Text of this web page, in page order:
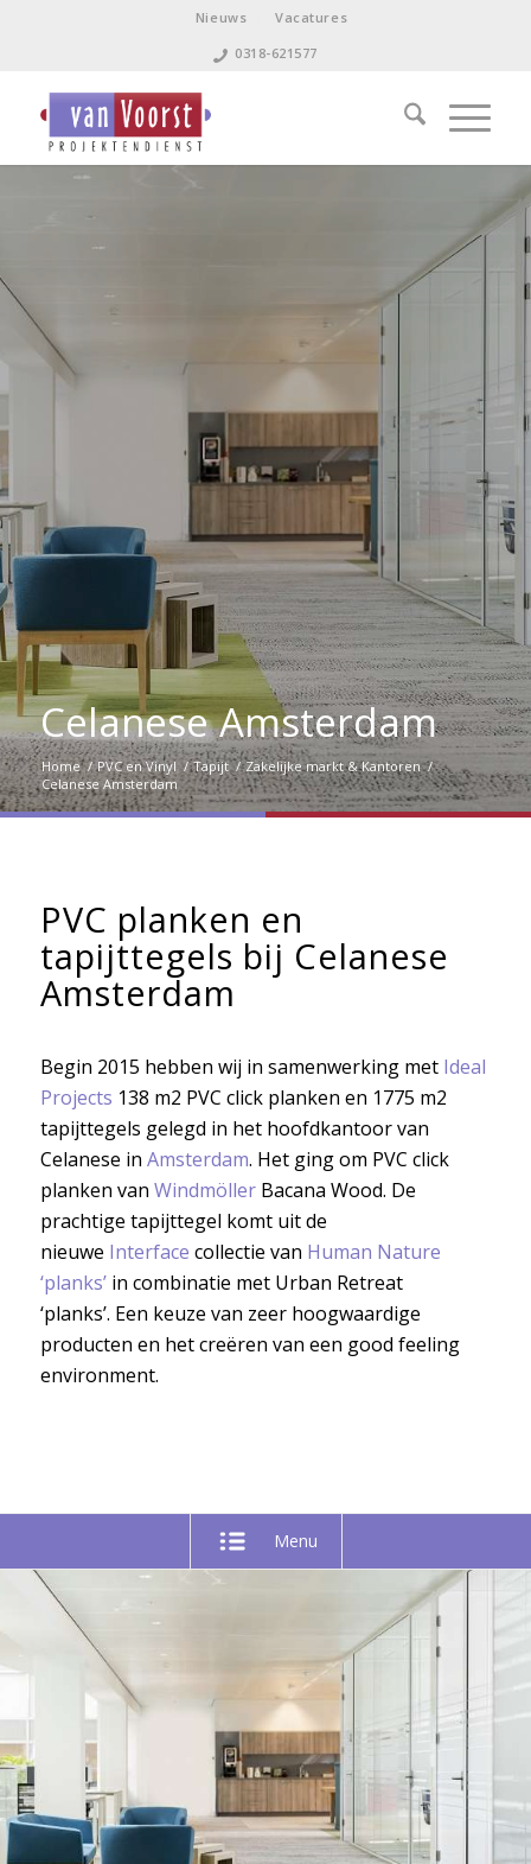
Nieuws
Vacatures
0318-621577
Celanese Amsterdam
Home / PVC en Vinyl / Tapijt / Zakelijke markt & Kantoren /
Celanese Amsterdam
PVC planken en
tapijttegels bij Celanese
Amsterdam
Begin 2015 hebben wij in samenwerking met Ideal
Projects 138 m2 PVC click planken en 1775 m2
tapijttegels gelegd in het hoofdkantoor van
Celanese in Amsterdam. Het ging om PVC click
planken van WindmöllerBacana Wood. De
prachtige tapijttegel komt uit de
nieuwe Interface collectie van Human Nature
‘planks’in combinatie met Urban Retreat
‘planks’. Een keuze van zeer hoogwaardige
producten en het creëren van een good feeling
environment.
Menu